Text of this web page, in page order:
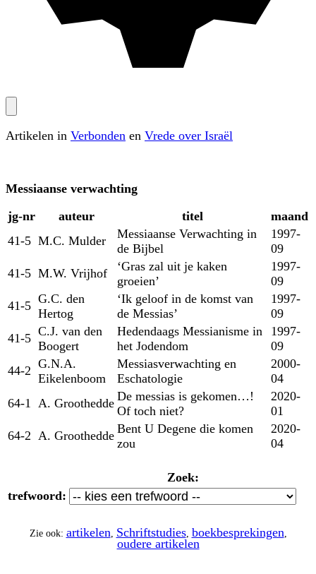
Artikelen in Verbonden en Vrede over Israël
Messiaanse verwachting
jg‑nr
auteur titel
maand
41-5 M.C. Mulder
Messiaanse Verwachting in
de Bijbel
1997-
09
41-5 M.W. Vrijhof
‘Gras zal uit je kaken
groeien’
1997-
09
41-5 G.C. den
Hertog
‘Ik geloof in de komst van
de Messias’
1997-
09
41-5 C.J. van den
Boogert
Hedendaags Messianisme in
het Jodendom
1997-
09
44-2 G.N.A.
Eikelenboom
Messiasverwachting en
Eschatologie
2000-
04
64-1
A. Groothedde De messias is gekomen…!
Of toch niet?
2020-
01
64-2 A. Groothedde Bent U Degene die komen
zou
2020-
04
Zoek:
trefwoord:
Zie ook: artikelen, Schriftstudies, boekbesprekingen,
oudere artikelen